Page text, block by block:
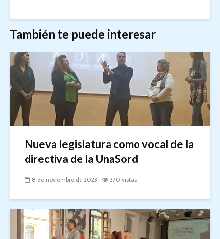
También te puede interesar
Nueva legislatura como vocal de la
directiva de la UnaSord
8 de noviembre de 2023 370 vistas